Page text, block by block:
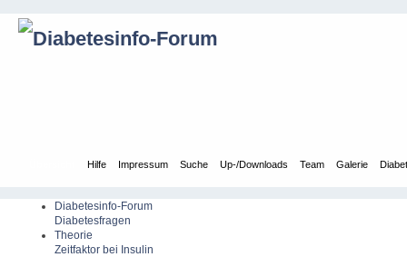
Hilfe Impressum Suche Up-/Downloads Team Galerie
Diabetesinfo-Forum
Diabetesfragen
Theorie
Zeitfaktor bei Insulin